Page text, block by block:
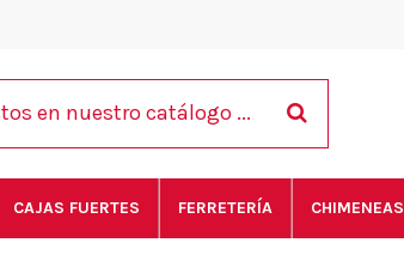
CAJAS FUERTES FERRETERÍA CHIMENEAS